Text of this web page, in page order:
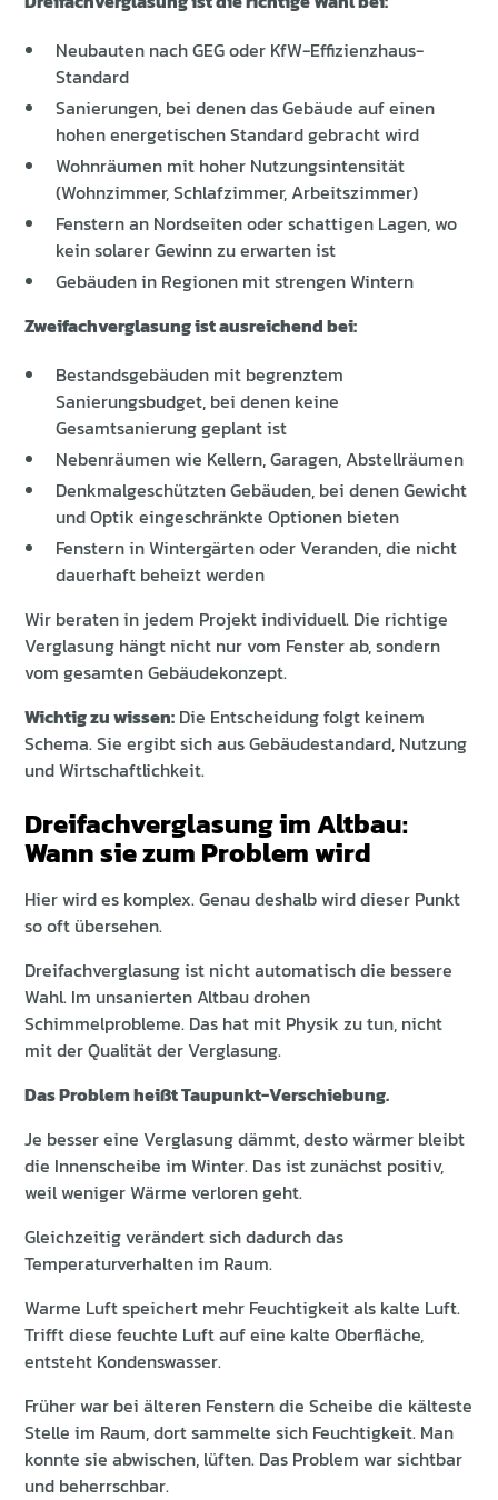
Neubauten nach GEG oder KfW-Effizienzhaus-
Standard
Sanierungen, bei denen das Gebäude auf einen
hohen energetischen Standard gebracht wird
Wohnräumen mit hoher Nutzungsintensität
(Wohnzimmer, Schlafzimmer, Arbeitszimmer)
Fenstern an Nordseiten oder schattigen Lagen, wo
kein solarer Gewinn zu erwarten ist
Gebäuden in Regionen mit strengen Wintern
Zweifachverglasung ist ausreichend bei:
Bestandsgebäuden mit begrenztem
Sanierungsbudget, bei denen keine
Gesamtsanierung geplant ist
Nebenräumen wie Kellern, Garagen, Abstellräumen
Denkmalgeschützten Gebäuden, bei denen Gewicht
und Optik eingeschränkte Optionen bieten
Fenstern in Wintergärten oder Veranden, die nicht
dauerhaft beheizt werden
Wir beraten in jedem Projekt individuell. Die richtige
Verglasung hängt nicht nur vom Fenster ab, sondern
vom gesamten Gebäudekonzept.
Wichtig zu wissen: Die Entscheidung folgt keinem
Schema. Sie ergibt sich aus Gebäudestandard, Nutzung
und Wirtschaftlichkeit.
Dreifachverglasung im Altbau:
Wann sie zum Problem wird
Hier wird es komplex. Genau deshalb wird dieser Punkt
so oft übersehen.
Dreifachverglasung ist nicht automatisch die bessere
Wahl. Im unsanierten Altbau drohen
Schimmelprobleme. Das hat mit Physik zu tun, nicht
mit der Qualität der Verglasung.
Das Problem heißt Taupunkt-Verschiebung.
Je besser eine Verglasung dämmt, desto wärmer bleibt
die Innenscheibe im Winter. Das ist zunächst positiv,
weil weniger Wärme verloren geht.
Gleichzeitig verändert sich dadurch das
Temperaturverhalten im Raum.
Warme Luft speichert mehr Feuchtigkeit als kalte Luft.
Trifft diese feuchte Luft auf eine kalte Oberfläche,
entsteht Kondenswasser.
Früher war bei älteren Fenstern die Scheibe die kälteste
Stelle im Raum, dort sammelte sich Feuchtigkeit. Man
konnte sie abwischen, lüften. Das Problem war sichtbar
und beherrschbar.